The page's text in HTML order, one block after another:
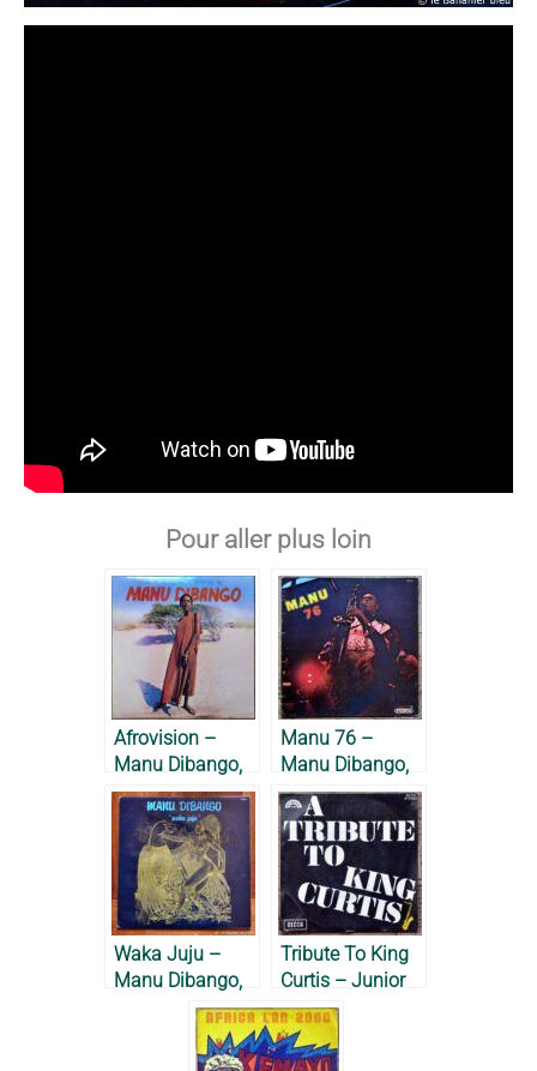
Pour aller plus loin
Afrovision –
Manu Dibango,
1976
Manu 76 –
Manu Dibango,
1976
Waka Juju –
Manu Dibango,
Tribute To King
Curtis – Junior
Dibbs & Society,
1971